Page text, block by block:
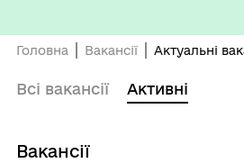
Головна Вакансії Актуальні
Всі вакансії Активні
Вакансії